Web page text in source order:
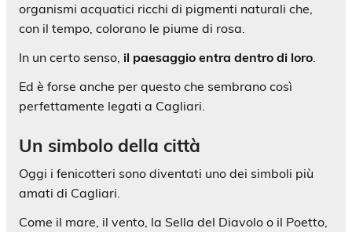
organismi acquatici ricchi di pigmenti naturali che,
con il tempo, colorano le piume di rosa.
In un certo senso, il paesaggio entra dentro di loro.
Ed è forse anche per questo che sembrano così
perfettamente legati a Cagliari.
Un simbolo della città
Oggi i fenicotteri sono diventati uno dei simboli più
amati di Cagliari.
Come il mare, il vento, la Sella del Diavolo o il Poetto,